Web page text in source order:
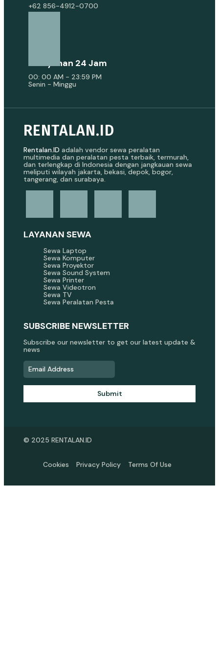
+62 856-4912-0700
Pelayanan 24 Jam
00: 00 AM - 23:59 PM
Senin - Minggu
RENTALAN.ID
Rentalan.ID adalah vendor sewa peralatan
multimedia dan peralatan pesta terbaik, termurah,
dan terlengkap di Indonesia dengan jangkauan sewa
meliputi wilayah jakarta, bekasi, depok, bogor,
tangerang, dan surabaya.
LAYANAN SEWA
Sewa Laptop
Sewa Komputer
Sewa Proyektor
Sewa Sound System
Sewa Printer
Sewa Videotron
Sewa TV
Sewa Peralatan Pesta
SUBSCRIBE NEWSLETTER
Subscribe our newsletter to get our latest update &
news
Submit
© 2025 RENTALAN.ID
Cookies Privacy Policy Terms Of Use